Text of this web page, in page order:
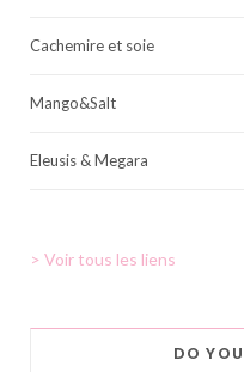
Cachemire et soie
Mango&Salt
Eleusis & Megara
> Voir tous les liens
DO